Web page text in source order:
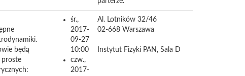
będą
proste
śr.,
2017-
09-27
10:00
czw.,
2017-
Al. Lotników 32/46
02-668 Warszawa
Instytut Fizyki PAN, Sala D